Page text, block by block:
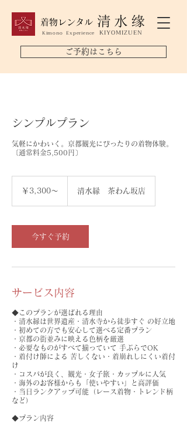
着物レンタル
Kimono Experience KIYOMIZUEN
ご予約はこちら
シンプルプラン
気軽にかわいく。京都観光にぴったりの着物体験。
〔通常料金5,500円〕
￥3,300～ 清水縁 茶わん坂店
今すぐ予約
サービス内容
◆このプランが選ばれる理由
・清水縁は世界遺産・清水寺から徒歩すぐ の好立地
・初めての方でも安心して選べる定番プラン
・京都の街並みに映える色柄を厳選
・必要なものがすべて揃っていて 手ぶらでOK
・着付け師による 苦しくない・着崩れしにくい着付
け
・コスパが良く、観光・女子旅・カップルに人気
・海外のお客様からも「使いやすい」と高評価
・当日ランクアップ可能（レース着物・トレンド柄
など）
◆プラン内容